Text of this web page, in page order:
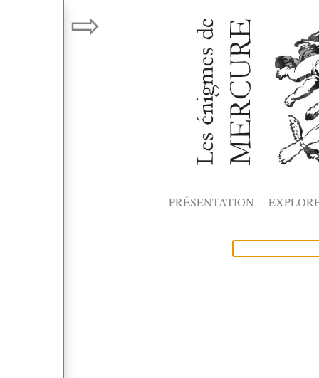
PRÉSENTATION
⇨